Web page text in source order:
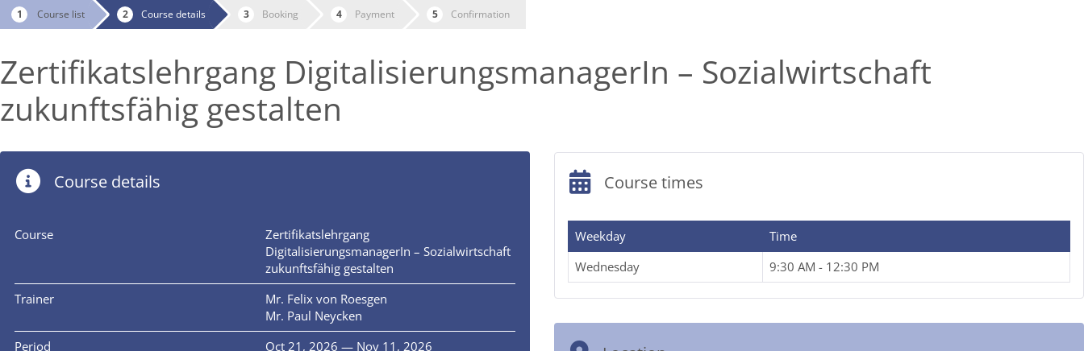
Course list Course details Booking Payment Confirmation
Zertifikatslehrgang DigitalisierungsmanagerIn – Sozialwirtschaft
zukunftsfähig gestalten
Course details
Course
Zertifikatslehrgang
DigitalisierungsmanagerIn – Sozialwirtschaft
zukunftsfähig gestalten
Trainer
Mr. Felix von Roesgen
Mr. Paul Neycken
Period
Oct 21, 2026 — Nov 11, 2026
Course times
Weekday
Time
Wednesday
9:30 AM - 12:30 PM